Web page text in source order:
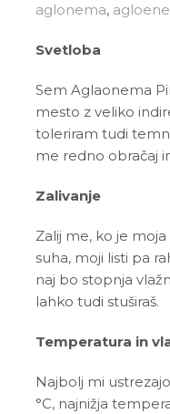
aglonema,
Svetloba
Sem Aglaonema
mesto z veliko
toleriram tudi
me redno obračaj
Zalivanje
Zalij me, ko je
suha, moji listi pa
naj bo stopnja
lahko tudi stuširaš.
Temperatura in
Najbolj mi
°C, najnižja